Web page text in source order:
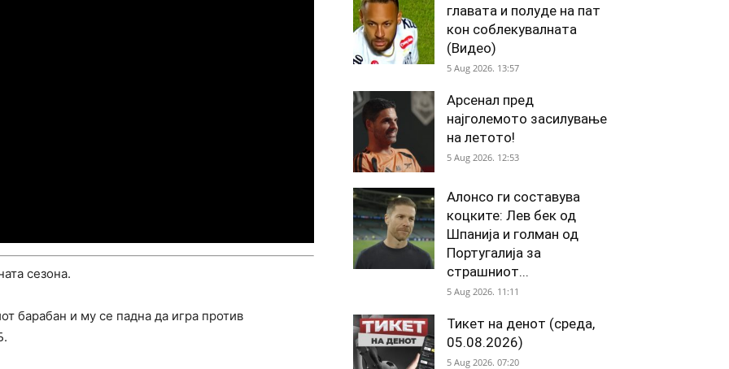
сезона.
барабан и му се падна да игра против
главата и полуде на пат
кон соблекувалната
(Видео)
5 Aug 2026. 13:57
Арсенал пред
најголемото засилување
на летото!
5 Aug 2026. 12:53
Алонсо ги составува
коцките: Лев бек од
Шпанија и голман од
Португалија за
страшниот...
5 Aug 2026. 11:11
Тикет на денот (среда,
05.08.2026)
5 Aug 2026. 07:20